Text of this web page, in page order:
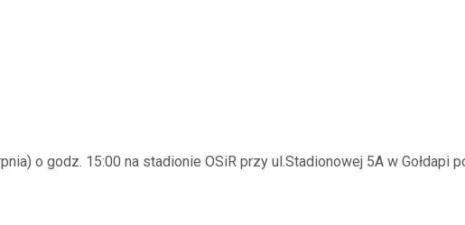
o godz. 15:00 na stadionie OSiR przy ul.Stadionowej 5A w Gołdapi